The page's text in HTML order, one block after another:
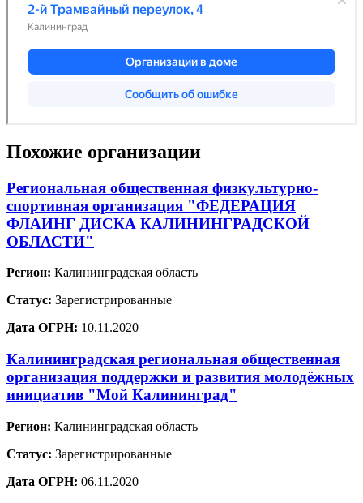
Похожие организации
Региональная общественная физкультурно-
спортивная организация "ФЕДЕРАЦИЯ
ФЛАИНГ ДИСКА КАЛИНИНГРАДСКОЙ
ОБЛАСТИ"
Регион: Калининградская область
Статус: Зарегистрированные
Дата ОГРН: 10.11.2020
Калининградская региональная общественная
организация поддержки и развития молодёжных
инициатив "Мой Калининград"
Регион: Калининградская область
Статус: Зарегистрированные
Дата ОГРН: 06.11.2020